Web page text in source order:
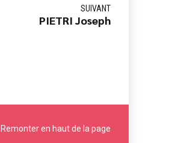
SUIVANT
PIETRI Joseph
Remonter en haut de la page